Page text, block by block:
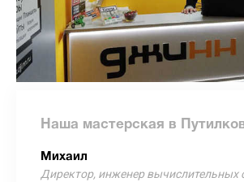
Наша мастерская в
Михаил
Директор, инженер вычислительных